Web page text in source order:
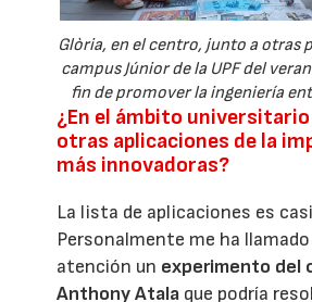
Glòria, en el centro, junto a otras
campus Júnior de la UPF del
fin de promover la ingeniería
¿En el ámbito
otras aplicaciones de la
más innovadoras?
La lista de aplicaciones es
Personalmente me ha
atención un experimento del
Anthony Atala que podría